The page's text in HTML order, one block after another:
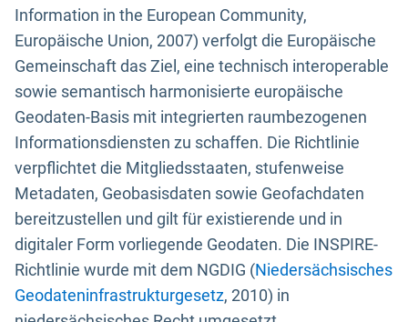
Information in the European Community,
Europäische Union, 2007) verfolgt die Europäische
Gemeinschaft das Ziel, eine technisch interoperable
sowie semantisch harmonisierte europäische
Geodaten-Basis mit integrierten raumbezogenen
Informationsdiensten zu schaffen. Die Richtlinie
verpflichtet die Mitgliedsstaaten, stufenweise
Metadaten, Geobasisdaten sowie Geofachdaten
bereitzustellen und gilt für existierende und in
digitaler Form vorliegende Geodaten. Die INSPIRE-
Richtlinie wurde mit dem NGDIG (Niedersächsisches
Geodateninfrastrukturgesetz, 2010) in